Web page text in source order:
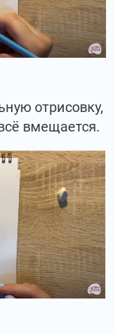
отрисовку,
вмещается.